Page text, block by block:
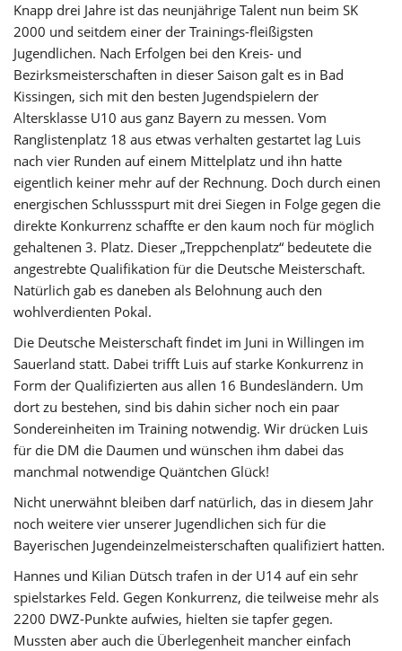
Knapp drei Jahre ist das neunjährige Talent nun beim SK
2000 und seitdem einer der Trainings-fleißigsten
Jugendlichen. Nach Erfolgen bei den Kreis- und
Bezirksmeisterschaften in dieser Saison galt es in Bad
Kissingen, sich mit den besten Jugendspielern der
Altersklasse U10 aus ganz Bayern zu messen. Vom
Ranglistenplatz 18 aus etwas verhalten gestartet lag Luis
nach vier Runden auf einem Mittelplatz und ihn hatte
eigentlich keiner mehr auf der Rechnung. Doch durch einen
energischen Schlussspurt mit drei Siegen in Folge gegen die
direkte Konkurrenz schaffte er den kaum noch für möglich
gehaltenen 3. Platz. Dieser „Treppchenplatz“ bedeutete die
angestrebte Qualifikation für die Deutsche Meisterschaft.
Natürlich gab es daneben als Belohnung auch den
wohlverdienten Pokal.
Die Deutsche Meisterschaft findet im Juni in Willingen im
Sauerland statt. Dabei trifft Luis auf starke Konkurrenz in
Form der Qualifizierten aus allen 16 Bundesländern. Um
dort zu bestehen, sind bis dahin sicher noch ein paar
Sondereinheiten im Training notwendig. Wir drücken Luis
für die DM die Daumen und wünschen ihm dabei das
manchmal notwendige Quäntchen Glück!
Nicht unerwähnt bleiben darf natürlich, das in diesem Jahr
noch weitere vier unserer Jugendlichen sich für die
Bayerischen Jugendeinzelmeisterschaften qualifiziert hatten.
Hannes und Kilian Dütsch trafen in der U14 auf ein sehr
spielstarkes Feld. Gegen Konkurrenz, die teilweise mehr als
2200 DWZ-Punkte aufwies, hielten sie tapfer gegen.
Mussten aber auch die Überlegenheit mancher einfach